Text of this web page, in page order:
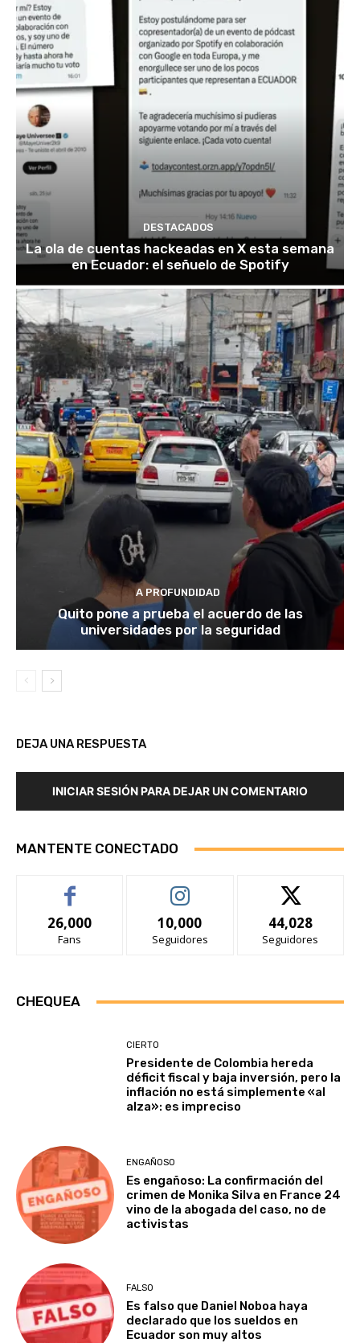
DESTACADOS
La ola de cuentas hackeadas en X esta semana
en Ecuador: el señuelo de Spotify
A PROFUNDIDAD
Quito pone a prueba el acuerdo de las
universidades por la seguridad
DEJA UNA RESPUESTA
INICIAR SESIÓN PARA DEJAR UN COMENTARIO
MANTENTE CONECTADO
26,000
Fans
10,000
Seguidores
44,028
Seguidores
CHEQUEA
CIERTO
Presidente de Colombia hereda
déficit fiscal y baja inversión, pero la
inflación no está simplemente «al
alza»: es impreciso
ENGAÑOSO
Es engañoso: La confirmación del
crimen de Monika Silva en France 24
vino de la abogada del caso, no de
activistas
FALSO
Es falso que Daniel Noboa haya
declarado que los sueldos en
Ecuador son muy altos